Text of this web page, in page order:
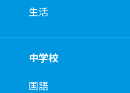
生活
中学校
国語